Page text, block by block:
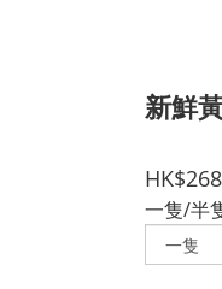
新鮮
一隻/半